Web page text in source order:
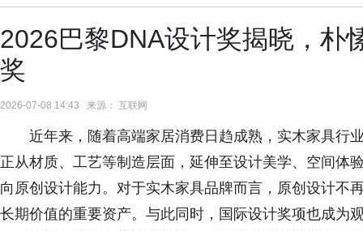
2026巴黎DNA设计奖揭晓，朴
奖
2026-07-08 14:43 来源： 互联网
近年来，随着高端家居消费日趋成熟，实木家具行
正从材质、工艺等制造层面，延伸至设计美学、空间体
向原创设计能力。对于实木家具品牌而言，原创设计不
长期价值的重要资产。与此同时，国际设计奖项也成为